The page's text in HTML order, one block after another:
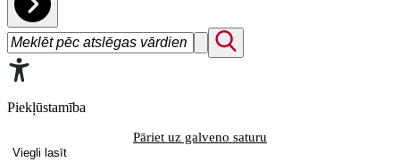
Piekļūstamība
Pāriet uz galveno saturu
Viegli lasīt